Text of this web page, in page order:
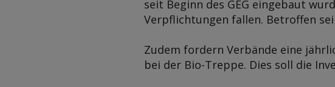
seit Beginn des GEG eingebaut
Verpflichtungen fallen. Betroffen
Zudem fordern Verbände eine
bei der Bio-Treppe. Dies soll die